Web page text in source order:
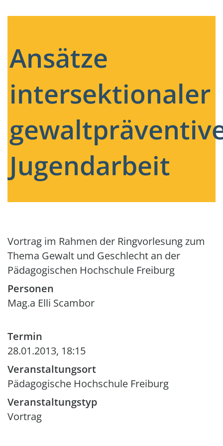
Ansätze
intersektionaler
Jugendarbeit
Vortrag im Rahmen der Ringvorlesung zum
Thema Gewalt und Geschlecht an der
Pädagogischen Hochschule Freiburg
Personen
Mag.a Elli Scambor
Termin
28.01.2013, 18:15
Veranstaltungsort
Pädagogische Hochschule Freiburg
Veranstaltungstyp
Vortrag